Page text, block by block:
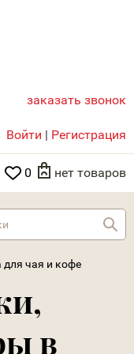
заказать звонок
Войти | Регистрация
0 нет товаров
для чая и кофе
в